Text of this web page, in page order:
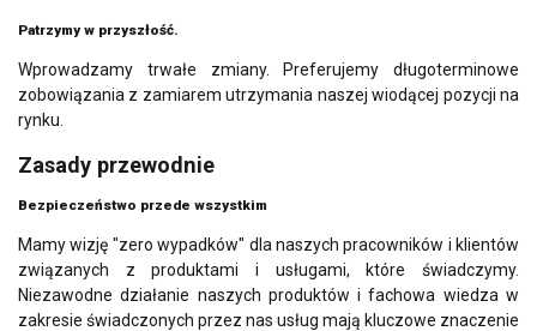
Patrzymy w przyszłość.
Wprowadzamy trwałe zmiany. Preferujemy długoterminowe
zobowiązania z zamiarem utrzymania naszej wiodącej pozycji na
rynku.
Zasady przewodnie
Bezpieczeństwo przede wszystkim
Mamy wizję "zero wypadków" dla naszych pracowników i klientów
związanych z produktami i usługami, które świadczymy.
Niezawodne działanie naszych produktów i fachowa wiedza w
zakresie świadczonych przez nas usług mają kluczowe znaczenie